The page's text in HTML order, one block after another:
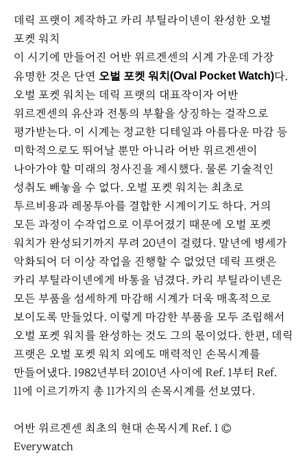
데릭 프랫이 제작하고 카리 부틸라이넨이 완성한 오벌
포켓 워치
이 시기에 만들어진 어반 위르겐센의 시계 가운데 가장
유명한 것은 단연 오벌 포켓 워치(Oval Pocket Watch)다.
오벌 포켓 워치는 데릭 프랫의 대표작이자 어반
위르겐센의 유산과 전통의 부활을 상징하는 걸작으로
평가받는다. 이 시계는 정교한 디테일과 아름다운 마감 등
미학적으로도 뛰어날 뿐만 아니라 어반 위르겐센이
나아가야 할 미래의 청사진을 제시했다. 물론 기술적인
성취도 빼놓을 수 없다. 오벌 포켓 워치는 최초로
투르비용과 레몽투아를 결합한 시계이기도 하다. 거의
모든 과정이 수작업으로 이루어졌기 때문에 오벌 포켓
워치가 완성되기까지 무려 20년이 걸렸다. 말년에 병세가
악화되어 더 이상 작업을 진행할 수 없었던 데릭 프랫은
카리 부틸라이넨에게 바통을 넘겼다. 카리 부틸라이넨은
모든 부품을 섬세하게 마감해 시계가 더욱 매혹적으로
보이도록 만들었다. 이렇게 마감한 부품을 모두 조립해서
오벌 포켓 워치를 완성하는 것도 그의 몫이었다. 한편, 데릭
프랫은 오벌 포켓 워치 외에도 매력적인 손목시계를
만들어냈다. 1982년부터 2010년 사이에 Ref. 1부터 Ref.
11에 이르기까지 총 11가지의 손목시계를 선보였다.
어반 위르겐센 최초의 현대 손목시계 Ref. 1 ©
Everywatch